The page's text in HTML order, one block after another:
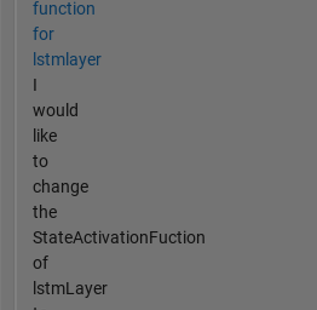
function
for
lstmlayer
I
would
like
to
change
the
StateActivationFuction
of
lstmLayer